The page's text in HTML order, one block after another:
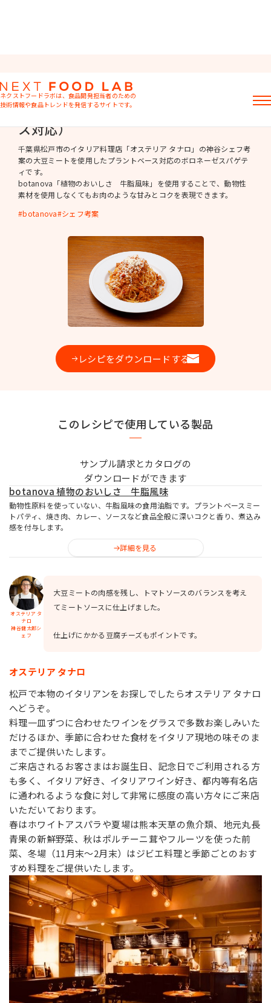
MIYOSHI MIRAI PLATFORM
ネクストフードラボは、食品開発担当者のための
技術情報や食品トレンドを発信するサイトです。
おすすめキーワード
ラード不足植物性ミルク食感改良
お問い合わせ
記事
製品情報
レシピ
イベント・セミナー
ミヨシ油脂の強み
プラントベース
ボロネーゼスパゲティ（プラントベー
ス対応）
千葉県松戸市のイタリア料理店「オステリア タナロ」の神谷シェフ考
案の大豆ミートを使用したプラントベース対応のボロネーゼスパゲテ
ィです。
botanova「植物のおいしさ 牛脂風味」を使用することで、動物性
素材を使用しなくてもお肉のような甘みとコクを表現できます。
botanova シェフ考案
レシピをダウンロードする
このレシピで使用している製品
サンプル請求とカタログの
ダウンロードができます
botanova 植物のおいしさ 牛脂風味
動物性原料を使っていない、牛脂風味の食用油脂です。プラントベースミー
トパティ、焼き肉、カレー、ソースなど食品全般に深いコクと香り、煮込み
感を付与します。
詳細を見る
オステリア タ
ナロ
神谷健太郎シ
ェフ
大豆ミートの肉感を残し、トマトソースのバランスを考え
てミートソースに仕上げました。
仕上げにかかる豆腐チーズもポイントです。
オステリア タナロ
松戸で本物のイタリアンをお探しでしたらオステリア タナロ
へどうぞ。
料理一皿ずつに合わせたワインをグラスで多数お楽しみいた
だけるほか、季節に合わせた食材をイタリア現地の味そのま
までご提供いたします。
ご来店されるお客さまはお誕生日、記念日でご利用される方
も多く、イタリア好き、イタリアワイン好き、都内等有名店
に通われるような食に対して非常に感度の高い方々にご来店
いただいております。
春はホワイトアスパラや夏場は熊本天草の魚介類、地元丸長
青果の新鮮野菜、秋はポルチーニ茸やフルーツを使った前
菜、冬場（11月末〜2月末）はジビエ料理と季節ごとのおす
すめ料理をご提供いたします。